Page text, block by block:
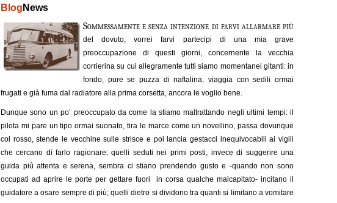
Blog News
Sommessamente e senza intenzione di farvi allarmare più
del dovuto, vorrei farvi partecipi di una mia grave
preoccupazione di questi giorni, concernente la vecchia
corrierina su cui allegramente tutti siamo momentanei gitanti: in
fondo, pure se puzza di naftalina, viaggia con sedili ormai
frugati e già fuma dal radiatore alla prima corsetta, ancora le voglio bene.
Dunque sono un po’ preoccupato da come la stiamo maltrattando negli ultimi tempi: il
pilota mi pare un tipo ormai suonato, tira le marce come un novellino, passa dovunque
col rosso, stende le vecchine sulle strisce e poi lancia gestacci inequivocabili ai vigili
che cercano di farlo ragionare; quelli seduti nei primi posti, invece di suggerire una
guida più attenta e serena, sembra ci stiano prendendo gusto e -quando non sono
occupati ad aprire le porte per gettare fuori in corsa qualche malcapitato- incitano il
guidatore a osare sempre di più; quelli dietro si dividono tra quanti si limitano a vomitare